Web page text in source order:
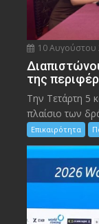
10 Αυγούστου
της
Την Τετάρτη 5
πλαίσιο των
Επικαιρότητα